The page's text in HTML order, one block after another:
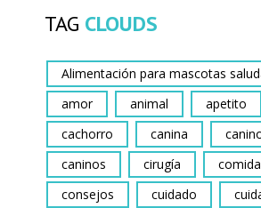
TAG CLOUDS
Alimentación para mascotas
amor
animal apetito
cachorro
canina
caninos
cirugía
comida
consejos
cuidado